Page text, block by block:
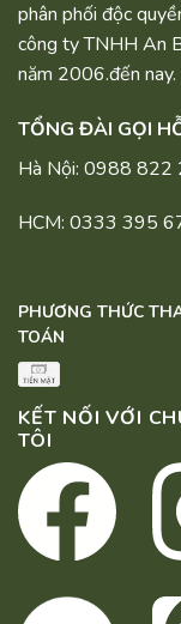
phân phối độc
công ty TNHH An
năm 2006.đến nay.
TỔNG ĐÀI GỌI
Hà Nội: 0988 822
HCM: 0333 395
PHƯƠNG THỨC
TOÁN
KẾT NỐI VỚI
TÔI